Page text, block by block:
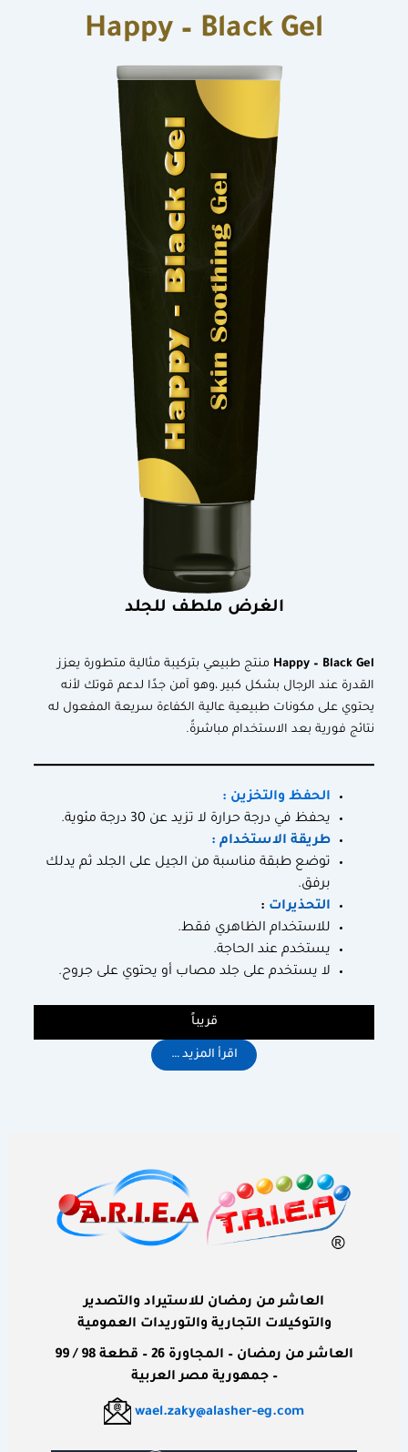
Happy – Black Gel
الغرض ملطف للجلد
Happy – Black Gel منتج طبيعي بتركيبة مثالية متطورة يعزز
القدرة عند الرجال بشكل كبير ،وهو آمن جدًا لدعم قوتك لأنه
يحتوي على مكونات طبيعية عالية الكفاءة سريعة المفعول له
نتائج فورية بعد الاستخدام مباشرةً.
الحفظ والتخزين :
يحفظ في درجة حرارة لا تزيد عن 30 درجة مئوية.
طريقة الاستخدام :
توضع طبقة مناسبة من الجيل على الجلد ثم يدلك
برفق.
التحذيرات :
للاستخدام الظاهري فقط.
يستخدم عند الحاجة.
لا يستخدم على جلد مصاب أو يحتوي على جروح.
قريباً
اقرأ المزيد …
العاشر من رمضان للاستيراد والتصدير
والتوكيلات التجارية والتوريدات العمومية
‏العاشر من رمضان – المجاورة 26 – قطعة 98 / 99
– جمهورية مصر العربية
wael.zaky@alasher-eg.com